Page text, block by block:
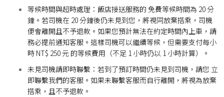
等候時間與超時處理： 飯店接送服務的 免費等候時間為 20 分
鐘。若司機在 20 分鐘後仍未見到您，將視同放棄搭乘，司機
便會離開且不予退款。如果您預計無法在約定時間內上車，請
務必提前通知客服。這樣司機可以繼續等候，但需要支付每小
時 NT$ 250 元 的等候費用（不足 1 小時仍以 1 小時計算）。
未見司機請即時聯繫： 若到了預訂時間仍未見到司機，請您 立
即聯繫我們的客服。如果未聯繫客服而自行離開，將視為放棄
搭乘，且不予退款。